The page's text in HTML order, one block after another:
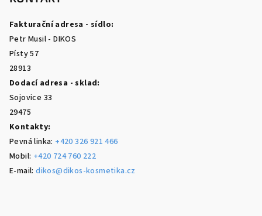
Fakturační adresa - sídlo:
Petr Musil - DIKOS
Písty 57
28913
Dodací adresa - sklad:
Sojovice 33
29475
Kontakty:
Pevná linka: +420 326 921 466
Mobil: +420 724 760 222
E-mail:dikos@dikos-kosmetika.cz